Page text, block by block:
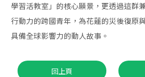
學習活教室」的核心願景，更透過這群
行動力的跨國青年，為花蓮的災後復原
具備全球影響力的動人故事。
回上頁